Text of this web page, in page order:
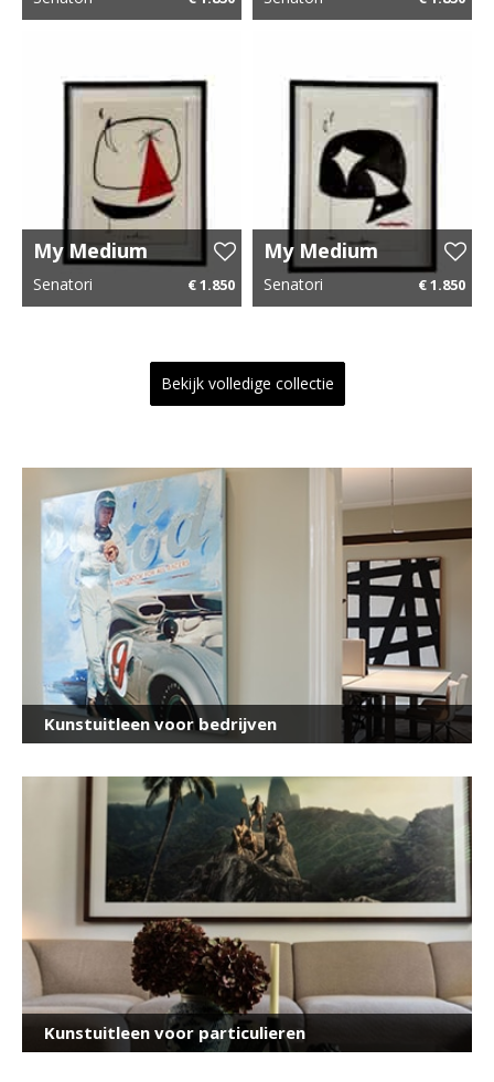
My Medium
Universe 8
Senatori € 1.850
My Medium
Universe 7
Senatori € 1.850
Bekijk volledige collectie
Kunstuitleen voor bedrijven
Kunstuitleen voor particulieren